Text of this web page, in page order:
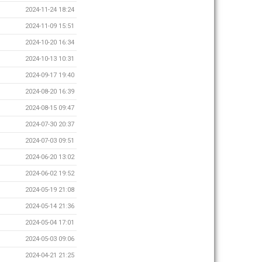
2024-11-24 18:24
2024-11-09 15:51
2024-10-20 16:34
2024-10-13 10:31
2024-09-17 19:40
2024-08-20 16:39
2024-08-15 09:47
2024-07-30 20:37
2024-07-03 09:51
2024-06-20 13:02
2024-06-02 19:52
2024-05-19 21:08
2024-05-14 21:36
2024-05-04 17:01
2024-05-03 09:06
2024-04-21 21:25